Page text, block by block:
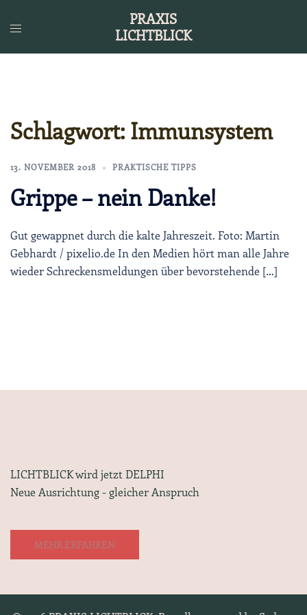
Inhalt
PRAXIS
LICHTBLICK
Schlagwort: Immunsystem
13. NOVEMBER 2018 PRAKTISCHE TIPPS
Grippe – nein Danke!
Gut gewappnet durch die kalte Jahreszeit. Foto: Martin
Gebhardt / pixelio.de In den Medien hört man alle Jahre
wieder Schreckensmeldungen über bevorstehende […]
LICHTBLICK wird jetzt DELPHI
Neue Ausrichtung - gleicher Anspruch
MEHR ERFAHREN